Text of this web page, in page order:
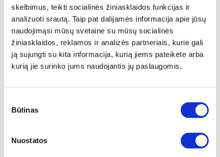
skelbimus, teikti socialinės žiniasklaidos funkcijas ir
analizuoti srautą. Taip pat dalijamės informacija apie jūsų
naudojimąsi mūsų svetaine su mūsų socialinės
žiniasklaidos, reklamos ir analizės partneriais, kurie gali
ją sujungti su kita informacija, kurią jiems pateikėte arba
kurią jie surinko jums naudojantis jų paslaugomis.
pasirinkimas
Būtinas
Nuostatos